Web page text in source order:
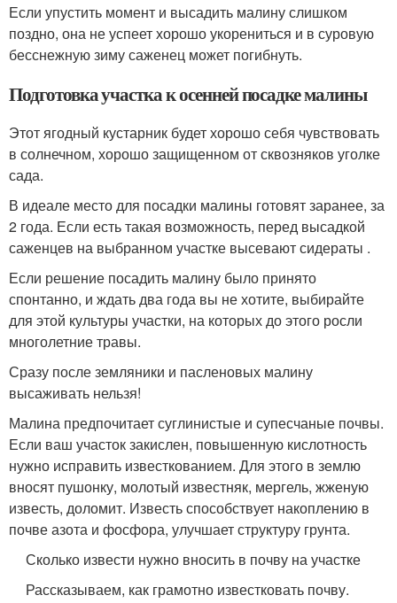
Если упустить момент и высадить малину слишком
поздно, она не успеет хорошо укорениться и в суровую
бесснежную зиму саженец может погибнуть.
Подготовка участка к осенней посадке малины
Этот ягодный кустарник будет хорошо себя чувствовать
в солнечном, хорошо защищенном от сквозняков уголке
сада.
В идеале место для посадки малины готовят заранее, за
2 года. Если есть такая возможность, перед высадкой
саженцев на выбранном участке высевают сидераты .
Если решение посадить малину было принято
спонтанно, и ждать два года вы не хотите, выбирайте
для этой культуры участки, на которых до этого росли
многолетние травы.
Сразу после земляники и пасленовых малину
высаживать нельзя!
Малина предпочитает суглинистые и супесчаные почвы.
Если ваш участок закислен, повышенную кислотность
нужно исправить известкованием. Для этого в землю
вносят пушонку, молотый известняк, мергель, жженую
известь, доломит. Известь способствует накоплению в
почве азота и фосфора, улучшает структуру грунта.
Сколько извести нужно вносить в почву на участке
Рассказываем, как грамотно известковать почву.